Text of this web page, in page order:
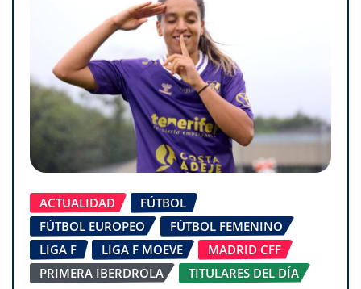
ACTUALIDAD
FÚTBOL
FÚTBOL EUROPEO
FÚTBOL FEMENINO
LIGA F
LIGA F MOEVE
MADRID CFF
PRIMERA IBERDROLA
TITULARES DEL DÍA